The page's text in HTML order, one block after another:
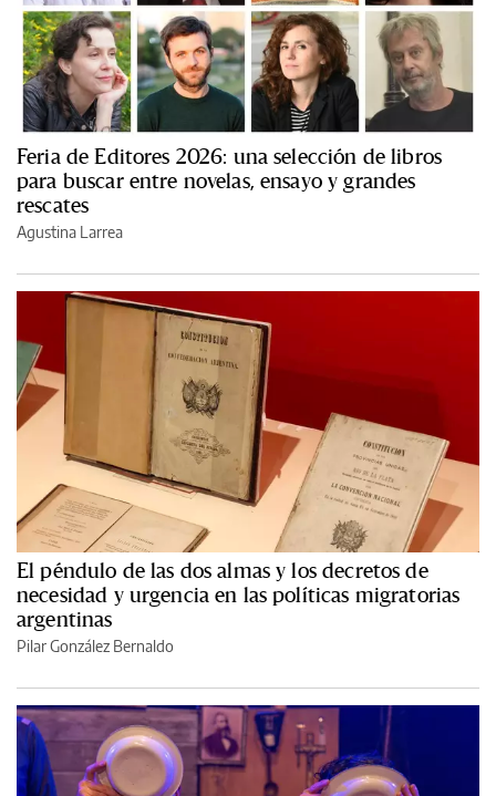
Feria de Editores 2026: una selección de libros
para buscar entre novelas, ensayo y grandes
rescates
Agustina Larrea
El péndulo de las dos almas y los decretos de
necesidad y urgencia en las políticas migratorias
argentinas
Pilar González Bernaldo